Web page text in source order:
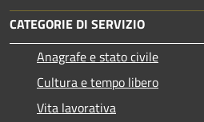
CATEGORIE DI SERVIZIO
Anagrafe e stato civile
Cultura e tempo libero
Vita lavorativa